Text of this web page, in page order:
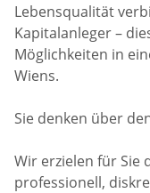
Lebensqualität
Kapitalanleger –
Möglichkeiten in
Wiens.
Sie denken über
Wir erzielen für Sie
professionell,